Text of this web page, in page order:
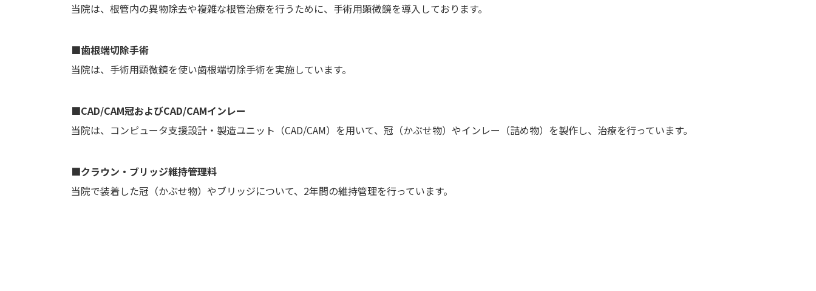
当院は、根管内の異物除去や複雑な根管治療を行うために、手術用顕微鏡を導入しております。
■歯根端切除手術
当院は、手術用顕微鏡を使い歯根端切除手術を実施しています。
■CAD/CAM冠およびCAD/CAMインレー
当院は、コンピュータ支援設計・製造ユニット（CAD/CAM）を用いて、冠（かぶせ物）やインレー（詰め物）を製作し、治療を行っています。
■クラウン・ブリッジ維持管理料
当院で装着した冠（かぶせ物）やブリッジについて、2年間の維持管理を行っています。